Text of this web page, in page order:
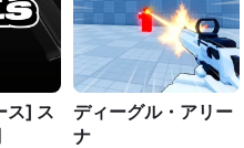
ス] ス
ディーグル・アリー
ナ